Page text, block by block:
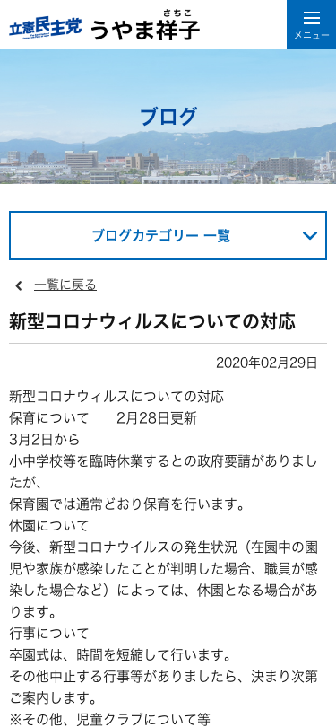
ブログ
ブログカテゴリー 一覧
一覧に戻る
新型コロナウィルスについての対応
2020年02月29日
新型コロナウィルスについての対応
保育について 2月28日更新
3月2日から
小中学校等を臨時休業するとの政府要請がありまし
たが、
保育園では通常どおり保育を行います。
休園について
今後、新型コロナウイルスの発生状況（在園中の園
児や家族が感染したことが判明した場合、職員が感
染した場合など）によっては、休園となる場合があ
ります。
行事について
卒園式は、時間を短縮して行います。
その他中止する行事等がありましたら、決まり次第
ご案内します。
※その他、児童クラブについて等